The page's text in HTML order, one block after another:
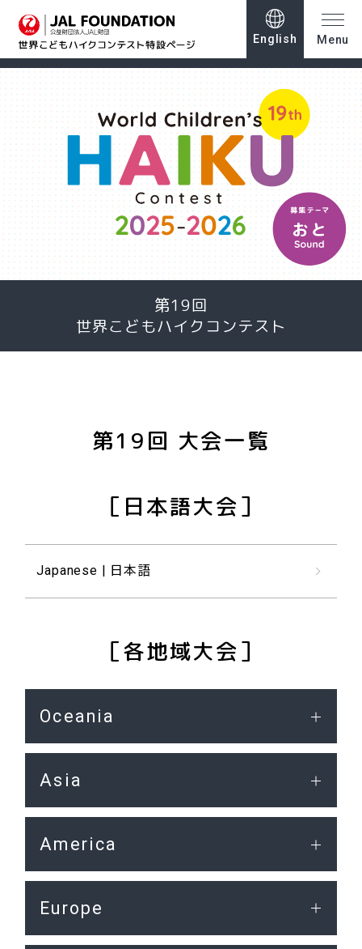
English Menu
第19回
世界こどもハイクコンテスト
第19回 大会一覧
［日本語大会］
Japanese | 日本語
［各地域大会］
Oceania
Asia
America
Europe